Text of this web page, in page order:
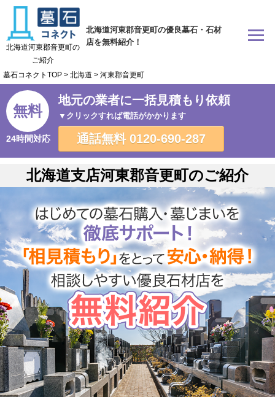
北海道河東郡音更町の優良墓石・石材
店を無料紹介！
北海道河東郡音更町の
ご紹介
墓石コネクトTOP > 北海道 > 河東郡音更町
無料
24時間対応
地元の業者に一括見積もり依頼
▼クリックすれば電話がかかります
通話無料 0120-690-287
北海道支店河東郡音更町のご紹介